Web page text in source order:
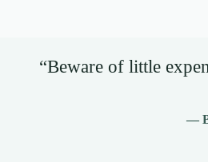
“Beware of little
—